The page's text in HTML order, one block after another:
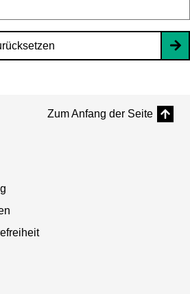
Zum Anfang der Seite